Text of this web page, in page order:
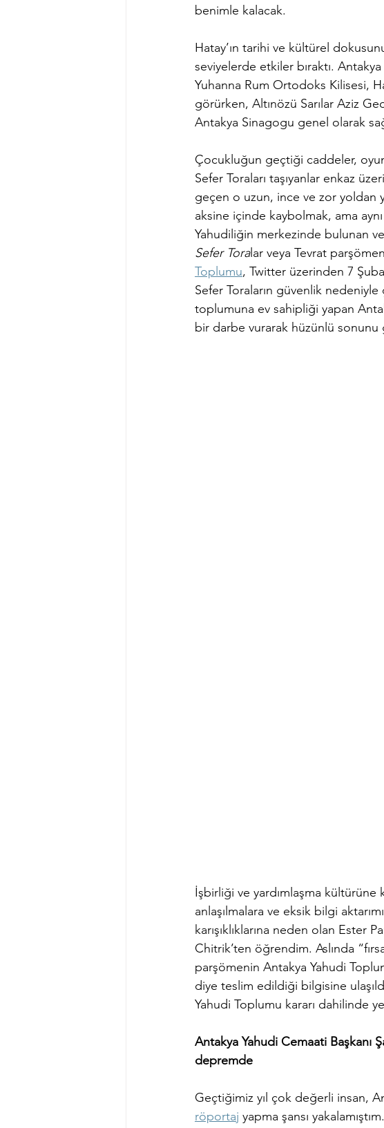
benimle kalacak.
Hatay’ın tarihi ve kültürel
seviyelerde etkiler bıraktı.
Yuhanna Rum Ortodoks Kilisesi,
görürken, Altınözü Sarılar Aziz
Antakya Sinagogu genel olarak
Çocukluğun geçtiği caddeler,
Sefer Toraları taşıyanlar enkaz
geçen o uzun, ince ve zor yoldan
aksine içinde kaybolmak, ama
Yahudiliğin merkezinde bulunan ve
Sefer Toralar veya Tevrat
Toplumu, Twitter üzerinden 7
Sefer Toraların güvenlik nedeniyle
toplumuna ev sahipliği yapan
bir darbe vurarak hüzünlü
İşbirliği ve yardımlaşma kültürüne
anlaşılmalara ve eksik bilgi
karışıklıklarına neden olan Ester
Chitrik’ten öğrendim. Aslında
parşömenin Antakya Yahudi
diye teslim edildiği bilgisine
Yahudi Toplumu kararı dahilinde
Antakya Yahudi Cemaati
depremde
Geçtiğimiz yıl çok değerli insan,
röportaj yapma şansı